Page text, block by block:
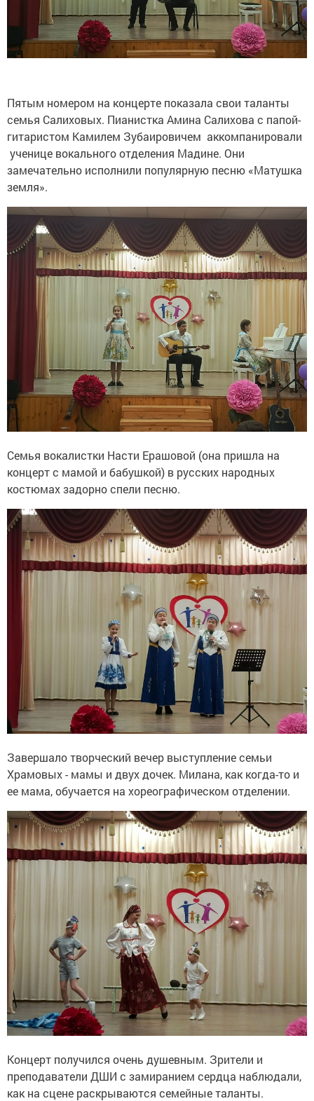
Пятым номером на концерте показала свои таланты
семья Салиховых. Пианистка Амина Салихова с папой-
гитаристом Камилем Зубаировичем аккомпанировали
ученице вокального отделения Мадине. Они
замечательно исполнили популярную песню «Матушка
земля».
Семья вокалистки Насти Ерашовой (она пришла на
концерт с мамой и бабушкой) в русских народных
костюмах задорно спели песню.
Завершало творческий вечер выступление семьи
Храмовых - мамы и двух дочек. Милана, как когда-то и
ее мама, обучается на хореографическом отделении.
Концерт получился очень душевным. Зрители и
преподаватели ДШИ с замиранием сердца наблюдали,
как на сцене раскрываются семейные таланты.